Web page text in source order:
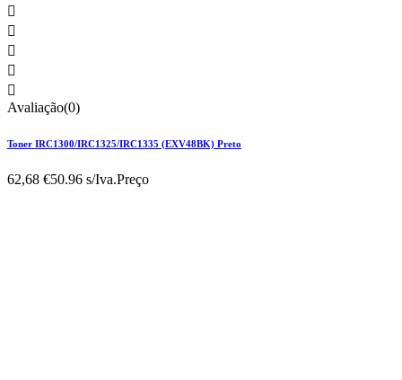





Avaliação(0)
Toner IRC1300/IRC1325/IRC1335 (EXV48BK) Preto
62,68 €50.96 s/Iva.Preço